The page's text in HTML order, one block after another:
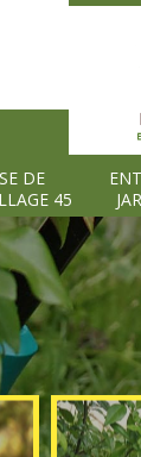
DE
45